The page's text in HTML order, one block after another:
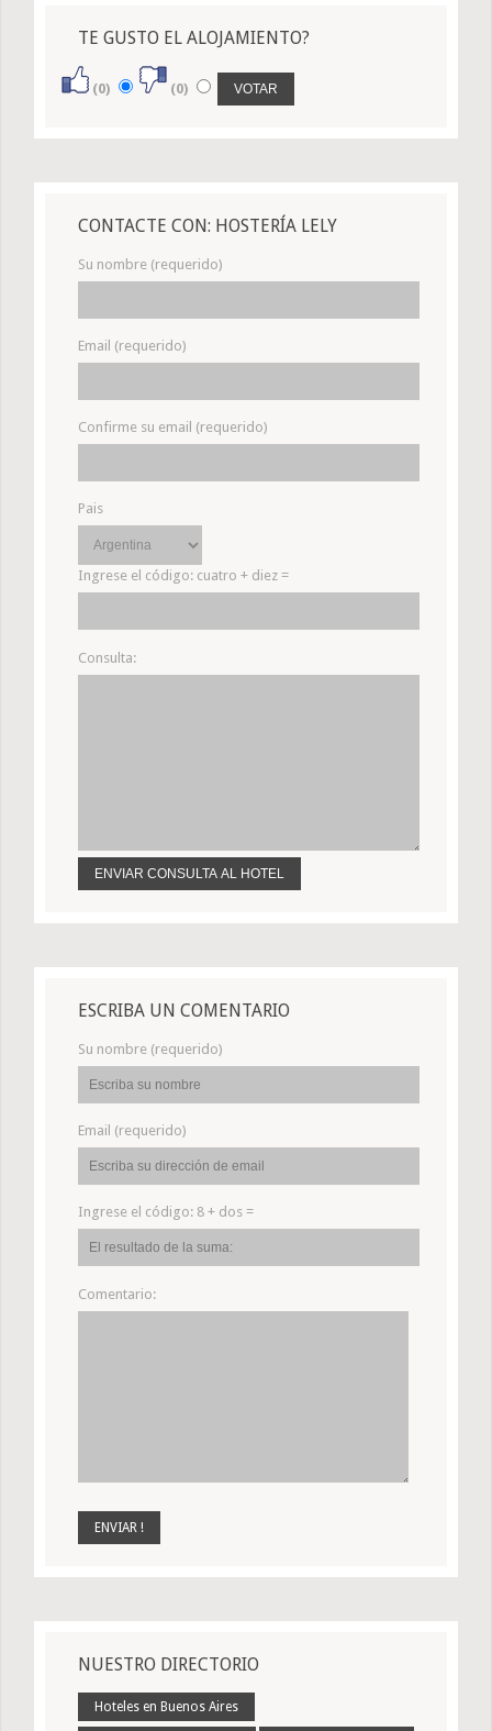
TE GUSTO EL ALOJAMIENTO?
(0) (0)
CONTACTE CON: HOSTERÍA LELY
Su nombre (requerido)
Email (requerido)
Confirme su email (requerido)
Pais
Ingrese el código: cuatro + diez =
Consulta:
ESCRIBA UN COMENTARIO
Su nombre (requerido)
Email (requerido)
Ingrese el código: 8 + dos =
Comentario:
NUESTRO DIRECTORIO
Hoteles en Buenos Aires